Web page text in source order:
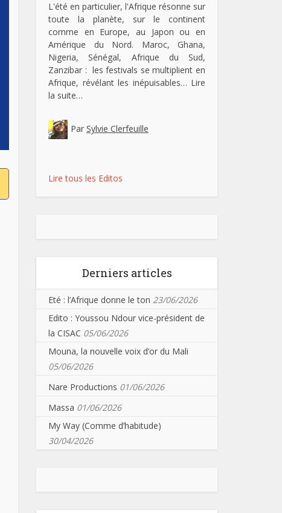
L'été en particulier, l'Afrique résonne sur
toute la planète, sur le continent
comme en Europe, au Japon ou en
Amérique du Nord. Maroc, Ghana,
Nigeria, Sénégal, Afrique du Sud,
Zanzibar : les festivals se multiplient en
Afrique, révélant les inépuisables… Lire
la suite…
Par Sylvie Clerfeuille
Lire tous les Editos
Derniers articles
Eté : l’Afrique donne le ton 23/06/2026
Edito : Youssou Ndour vice-président de
la CISAC 05/06/2026
Mouna, la nouvelle voix d’or du Mali
05/06/2026
Nare Productions 01/06/2026
Massa 01/06/2026
My Way (Comme d’habitude)
30/04/2026